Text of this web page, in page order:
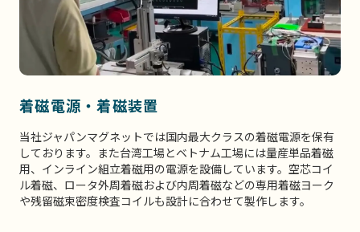
着磁電源・着磁装置
当社ジャパンマグネットでは国内最大クラスの着磁電源を保有
しております。また台湾工場とベトナム工場には量産単品着磁
用、インライン組立着磁用の電源を設備しています。空芯コイ
ル着磁、ロータ外周着磁および内周着磁などの専用着磁ヨーク
や残留磁束密度検査コイルも設計に合わせて製作します。